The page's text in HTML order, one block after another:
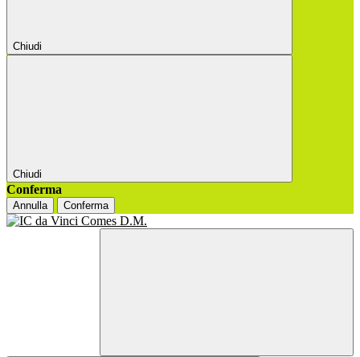
Chiudi
Chiudi
Conferma
Annulla Conferma